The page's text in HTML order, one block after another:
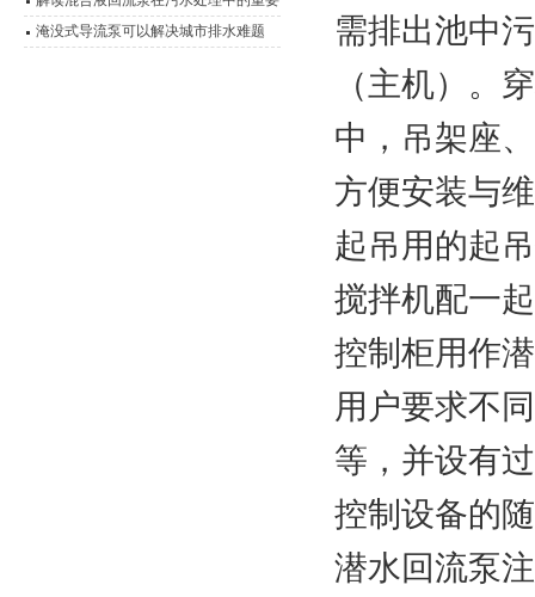
作用
淹没式导流泵可以解决城市排水难题
需排出池中
（主机）。
中，吊架座
方便安装与
起吊用的起
搅拌机配一
控制柜用作
用户要求不
等，并设有
控制设备的
潜水回流泵